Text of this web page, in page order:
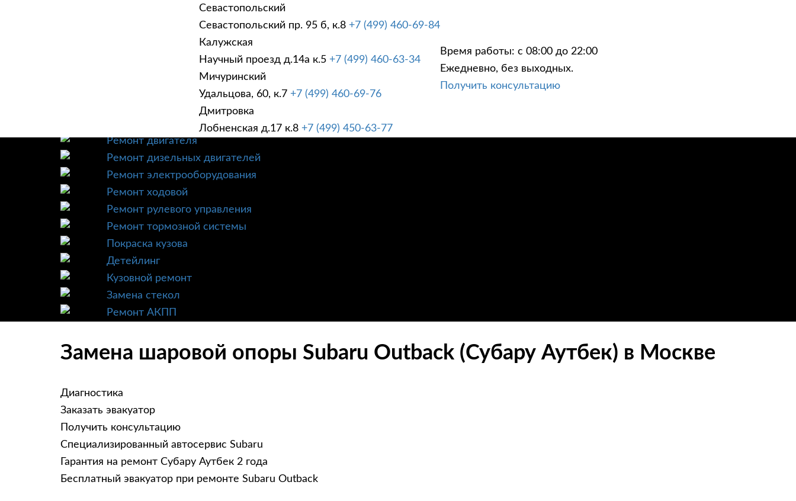
Севастопольский
Севастопольский пр. 95 б, к.8 +7 (499) 460-69-84
Калужская
Научный проезд д.14а к.5 +7 (499) 460-63-34
Мичуринский
Удальцова, 60, к.7 +7 (499) 460-69-76
Дмитровка
Лобненская д.17 к.8 +7 (499) 450-63-77
Время работы: с 08:00 до 22:00
Ежедневно, без выходных.
Получить консультацию
УСЛУГИ АКЦИИ
Техническое обслуживание
Ремонт трансмиссии
Ремонт двигателя
Ремонт дизельных двигателей
Ремонт электрооборудования
Ремонт ходовой
Ремонт рулевого управления
Ремонт тормозной системы
Покраска кузова
Детейлинг
Кузовной ремонт
Замена стекол
Ремонт АКПП
Замена шаровой опоры Subaru Outback (Субару Аутбек) в Москве
Диагностика
Заказать эвакуатор
Получить консультацию
Специализированный автосервис Subaru
Гарантия на ремонт Субару Аутбек 2 года
Бесплатный эвакуатор при ремонте Subaru Outback